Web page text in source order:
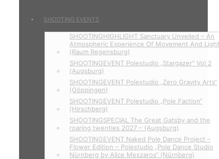
SHOOTING EVENTS
SHOOTINGHIGHLIGHT Sanctuary Unveiled – An
Atmospheric Experience Of Movement And
(Raum Regensburg)
SHOOTINGEVENT Polestudio „Stargazer“ Vol 2
(Augsburg)
SHOOTINGEVENT Polestudio „Zero Gravity Arts“
(Göppingen)
SHOOTINGEVENT Polestudio „Pole Faction“
(Hirschberg)
SHOOTINGSPECIAL The Great Gatsby and the
roaring twenties 2027 – (Augsburg)
SHOOTINGEVENT Naked Pole Dance Project –
Flower Edition – Polestudio „Pole Dance Studio
Nürnberg by Alice Meszaros“ (Nürnberg)